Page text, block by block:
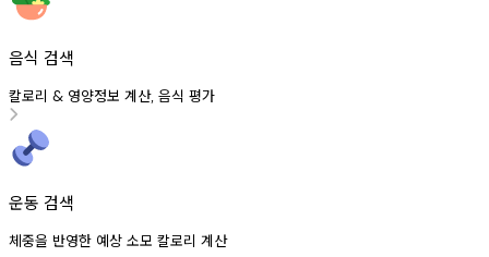
음식 검색
칼로리 & 영양정보 계산, 음식 평가
운동 검색
체중을 반영한 예상 소모 칼로리 계산